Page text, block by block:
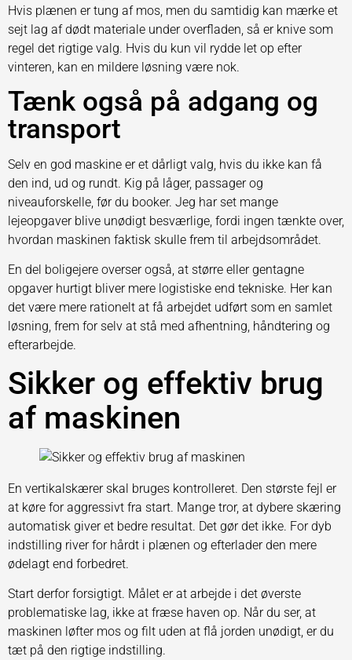
Hvis plænen er tung af mos, men du samtidig kan mærke et
sejt lag af dødt materiale under overfladen, så er knive som
regel det rigtige valg. Hvis du kun vil rydde let op efter
vinteren, kan en mildere løsning være nok.
Tænk også på adgang og
transport
Selv en god maskine er et dårligt valg, hvis du ikke kan få
den ind, ud og rundt. Kig på låger, passager og
niveauforskelle, før du booker. Jeg har set mange
lejeopgaver blive unødigt besværlige, fordi ingen tænkte over,
hvordan maskinen faktisk skulle frem til arbejdsområdet.
En del boligejere overser også, at større eller gentagne
opgaver hurtigt bliver mere logistiske end tekniske. Her kan
det være mere rationelt at få arbejdet udført som en samlet
løsning, frem for selv at stå med afhentning, håndtering og
efterarbejde.
Sikker og effektiv brug
af maskinen
En vertikalskærer skal bruges kontrolleret. Den største fejl er
at køre for aggressivt fra start. Mange tror, at dybere skæring
automatisk giver et bedre resultat. Det gør det ikke. For dyb
indstilling river for hårdt i plænen og efterlader den mere
ødelagt end forbedret.
Start derfor forsigtigt. Målet er at arbejde i det øverste
problematiske lag, ikke at fræse haven op. Når du ser, at
maskinen løfter mos og filt uden at flå jorden unødigt, er du
tæt på den rigtige indstilling.